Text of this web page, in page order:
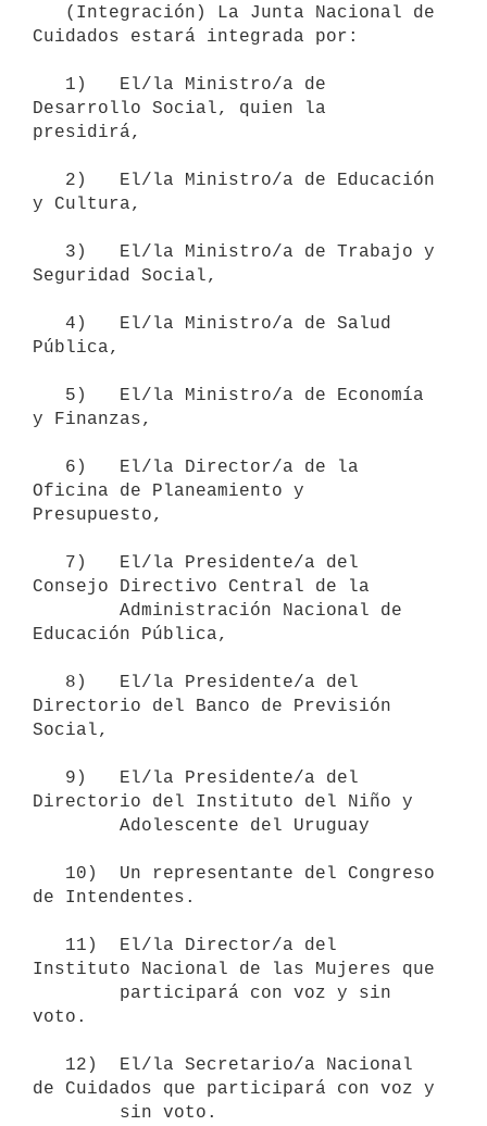
Cuidados estará integrada por:
Desarrollo Social, quien la
presidirá,
y Cultura,
Seguridad Social,
Pública,
y Finanzas,
Oficina de Planeamiento y
Presupuesto,
Consejo Directivo Central de la
Educación Pública,
Directorio del Banco de Previsión
Social,
Directorio del Instituto del Niño y
de Intendentes.
Instituto Nacional de las Mujeres que
voto.
de Cuidados que participará con voz y